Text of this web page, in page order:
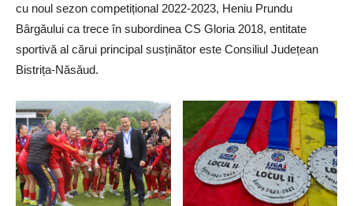
cu noul sezon competițional 2022-2023, Heniu Prundu
Bârgăului ca trece în subordinea CS Gloria 2018, entitate
sportivă al cărui principal susținător este Consiliul Județean
Bistrița-Năsăud.